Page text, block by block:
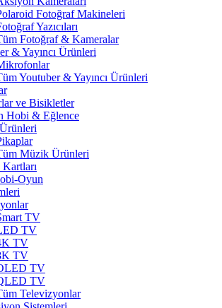
Fotoğraf Makineleri
Yazıcıları
Fotoğraf & Kameralar
& Yayıncı Ürünleri
Youtuber & Yayıncı Ürünleri
ve Bisikletler
Hobi & Eğlence
Müzik Ürünleri
Oyun
TV
TV
TV
TV
TV
TV
Televizyonlar